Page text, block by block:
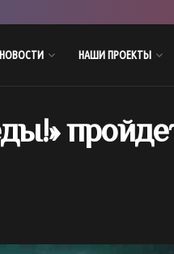
НОВОСТИ НАШИ ПРОЕКТЫ